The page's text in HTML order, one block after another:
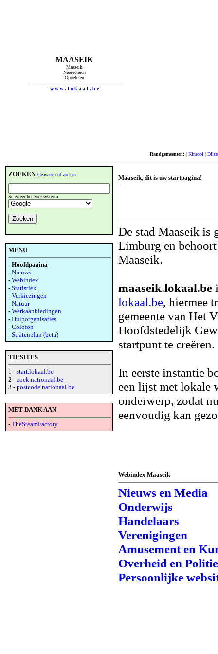
MAASEIK
Maaseik
Neeroeteren
Opoeteren
w w w . l o k a a l . b e
Randgemeenten: |Kinrooi |
ZOEKEN Geavanceerd zoeken
Selecteer het zoeksysteem
MENU
- Hoofdpagina
- Nieuws
- Webindex
- Statistiek
- Verkiezingen
- Natuur
- Werkaanbiedingen
- Hulporganisaties
- Colofon
- Stratenplan (beta)
TIP SITES
1 - start.lokaal.be
2 - zoek.nationaal.be
3 - postcode.nationaal.be
MET DANK AAN
- TheSteamFactory
Maaseik, dit is uw startpagina!
De stad Maaseik is
Limburg en
Maaseik.
maaseik.lokaal.be
lokaal.be, hiermee
gemeente van Het
Hoofdstedelijk
startpunt te creëren.
In eerste instantie
een lijst met lokale
onderwerp, zodat
eenvoudig kan
Webindex Maaseik
Nieuws en Media
Onderwijs
Handelaars
Verenigingen
Amusement en
Overheid en
Persoonlijke